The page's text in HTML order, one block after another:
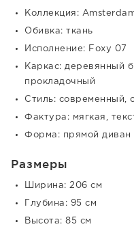
Коллекция:
Обивка: ткань
Исполнение: Foxy 07
Каркас: деревянный
прокладочный
Стиль: современный,
Фактура: мягкая,
Форма: прямой диван
Размеры
Ширина: 206 см
Глубина: 95 см
Высота: 85 см